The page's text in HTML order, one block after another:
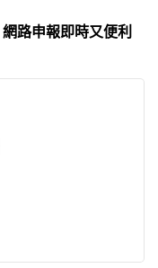
路申報即時又便利